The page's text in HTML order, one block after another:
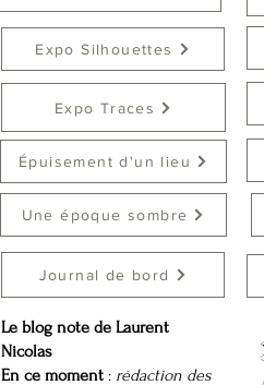
Expo Silhouettes
Expo Traces
Épuisement d'un lieu
Une époque sombre
Journal de bord
Le blog note de Laurent
Nicolas
En ce moment : rédaction des